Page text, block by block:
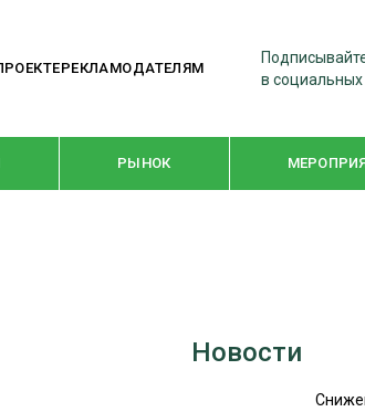
РЕКЛАМОДАТЕЛЯМ
в социальных
РЫНОК
WOODEX-2021Новости